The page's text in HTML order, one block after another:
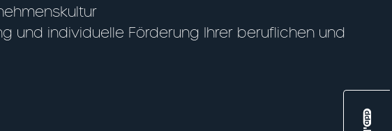
und individuelle Förderung Ihrer beruflichen und